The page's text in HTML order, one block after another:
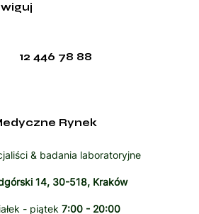
12 446 78 88
Rynek
& badania laboratoryjne
14, 30-518, Kraków
- piątek 7:00 - 20:00